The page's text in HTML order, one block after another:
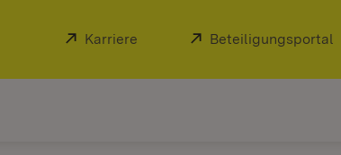
Extern:
Karriere (Öffnet in neuem Fenster)
Extern:
Beteiligungsportal